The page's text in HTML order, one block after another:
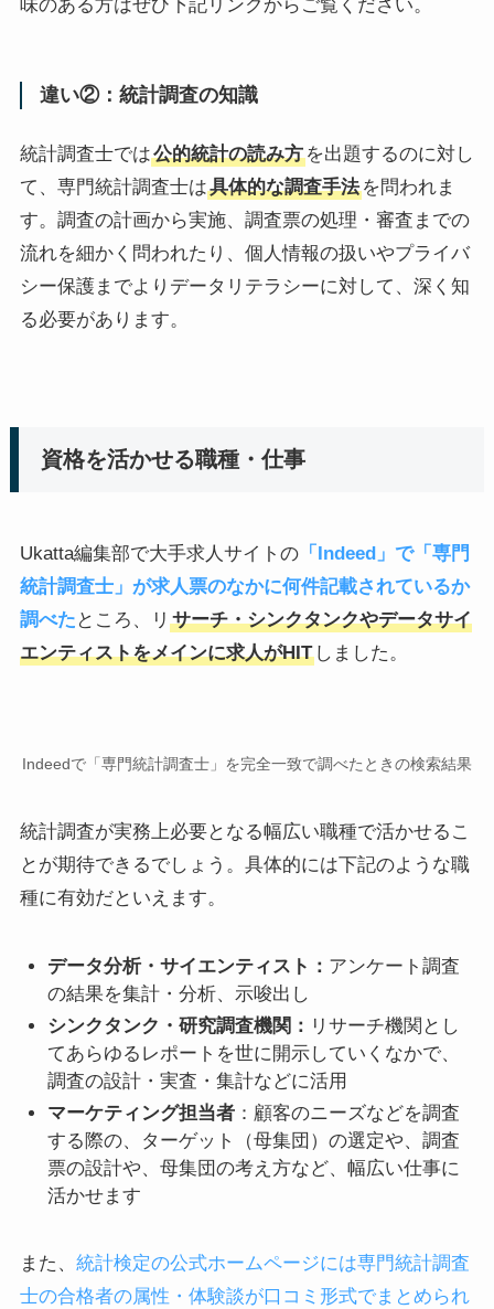
味のある方はぜひ下記リンクからご覧ください。
違い②：統計調査の知識
統計調査士では公的統計の読み方を出題するのに対し
て、専門統計調査士は具体的な調査手法を問われま
す。調査の計画から実施、調査票の処理・審査までの
流れを細かく問われたり、個人情報の扱いやプライバ
シー保護までよりデータリテラシーに対して、深く知
る必要があります。
資格を活かせる職種・仕事
Ukatta編集部で大手求人サイトの「Indeed」で「専門
統計調査士」が求人票のなかに何件記載されているか
調べた ところ、リ サーチ・シンクタンクやデータサイ
エンティストをメインに求人がHITしました。
Indeedで「専門統計調査士」を完全一致で調べたときの検索結果
統計調査が実務上必要となる幅広い職種で活かせるこ
とが期待できるでしょう。具体的には下記のような職
種に有効だといえます。
データ分析・サイエンティスト： アンケート調査
の結果を集計・分析、示唆出し
シンクタンク・研究調査機関： リサーチ機関とし
てあらゆるレポートを世に開示していくなかで、
調査の設計・実査・集計などに活用
マーケティング担当者 ：顧客のニーズなどを調査
する際の、ターゲット（母集団）の選定や、調査
票の設計や、母集団の考え方など、幅広い仕事に
活かせます
また、 統計検定の公式ホームページには専門統計調査
士の合格者の属性・体験談が口コミ形式でまとめられ